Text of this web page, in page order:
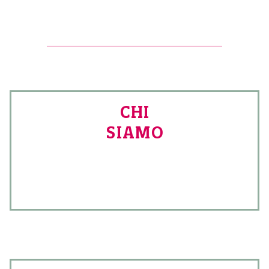
CHI
SIAMO